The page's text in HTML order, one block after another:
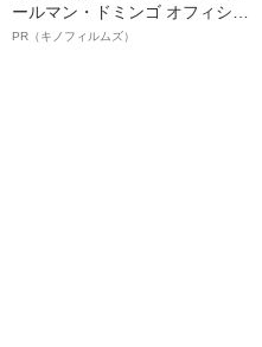
ールマン・ドミンゴ オフィシャ
ルインタビュー“観客を魅了した
PR（キノフィルムズ）